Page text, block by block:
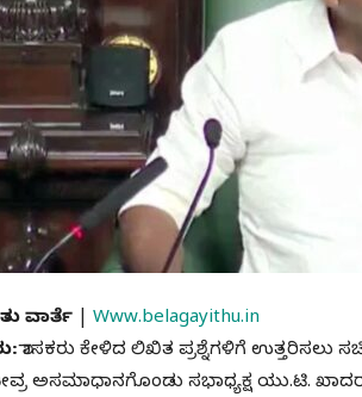
ವಾರ್ತೆ
Www.belagayithu.in
ಶಾಸಕರು ಕೇಳಿದ ಲಿಖಿತ ಪ್ರಶ್ನೆಗಳಿಗೆ ಉತ್ತರಿಸಲು
ಅಸಮಾಧಾನಗೊಂಡು ಸಭಾಧ್ಯಕ್ಷ ಯು.ಟಿ.